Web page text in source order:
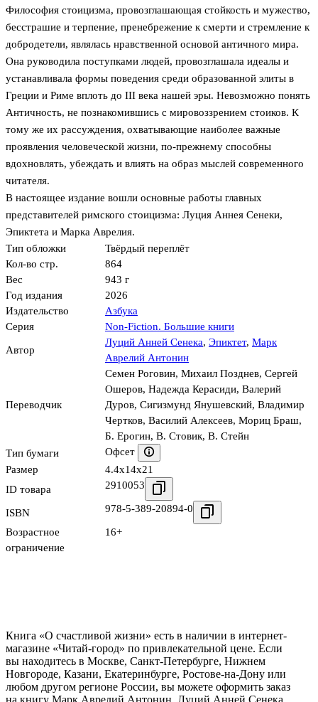
Философия стоицизма, провозглашающая стойкость и мужество,
бесстрашие и терпение, пренебрежение к смерти и стремление к
добродетели, являлась нравственной основой античного мира.
Она руководила поступками людей, провозглашала идеалы и
устанавливала формы поведения среди образованной элиты в
Греции и Риме вплоть до III века нашей эры. Невозможно понять
Античность, не познакомившись с мировоззрением стоиков. К
тому же их рассуждения, охватывающие наиболее важные
проявления человеческой жизни, по-прежнему способны
вдохновлять, убеждать и влиять на образ мыслей современного
читателя.
В настоящее издание вошли основные работы главных
представителей римского стоицизма: Луция Аннея Сенеки,
Эпиктета и Марка Аврелия.
Тип обложки
Твёрдый переплёт
Кол-во стр.
864
Вес
943 г
Год издания
2026
Издательство
Азбука
Серия
Non-Fiction. Большие книги
Автор
Луций Анней Сенека, Эпиктет, Марк
Аврелий Антонин
Переводчик
Семен Роговин, Михаил Позднев, Сергей
Ошеров, Надежда Керасиди, Валерий
Дуров, Сигизмунд Янушевский, Владимир
Чертков, Василий Алексеев, Мориц Браш,
Б. Ерогин, В. Стовик, В. Стейн
Тип бумаги
Офсет
Размер
4.4x14x21
ID товара
2910053
ISBN 978-5-389-20894-0
Возрастное
ограничение
16+
Книга «О счастливой жизни» есть в наличии в интернет-
магазине «Читай-город» по привлекательной цене. Если
вы находитесь в Москве, Санкт-Петербурге, Нижнем
Новгороде, Казани, Екатеринбурге, Ростове-на-Дону или
любом другом регионе России, вы можете оформить заказ